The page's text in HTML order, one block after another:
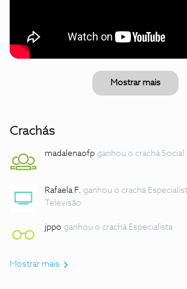
Mostrar mais
Crachás
madalenaofp ganhou o crachá Social
Rafaela F. ganhou o crachá
Televisão
jppo ganhou o crachá Especialista
Mostrar mais